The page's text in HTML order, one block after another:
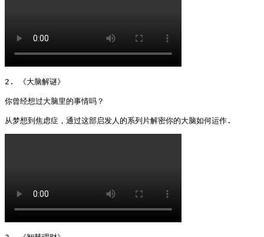
2. 《大脑解谜》
你曾经想过大脑里的事情吗？
从梦想到焦虑症，通过这部启发人的系列片解密你的大脑如何运作.